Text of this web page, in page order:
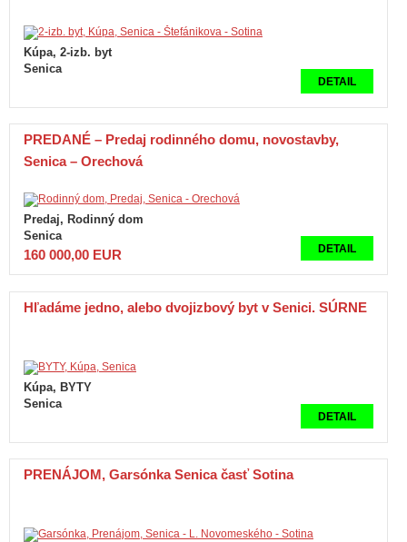
Kúpa, 2-izb. byt
Senica
DETAIL
PREDANÉ – Predaj rodinného domu, novostavby,
Senica – Orechová
Predaj, Rodinný dom
Senica
160 000,00 EUR DETAIL
Hľadáme jedno, alebo dvojizbový byt v Senici. SÚRNE
Kúpa, BYTY
Senica
DETAIL
PRENÁJOM, Garsónka Senica časť Sotina